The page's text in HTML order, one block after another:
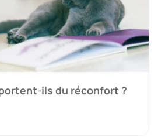
ils du réconfort ?